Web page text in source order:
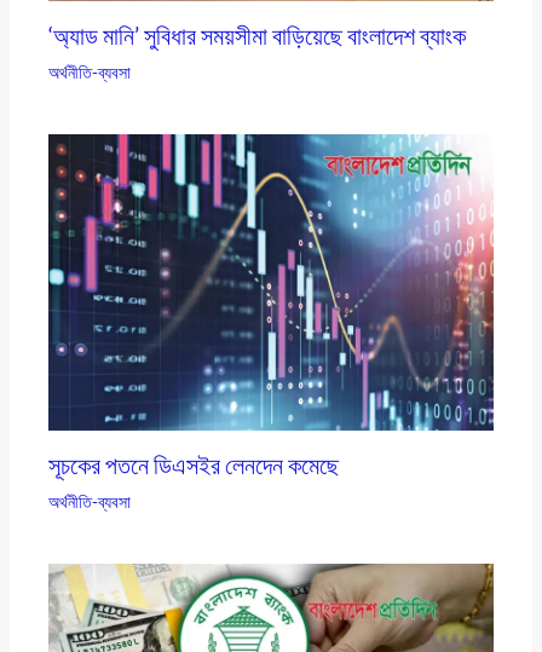
‘অ্যাড মানি’ সুবিধার সময়সীমা বাড়িয়েছে বাংলাদেশ ব্যাংক
অর্থনীতি-ব্যবসা
সূচকের পতনে ডিএসইর লেনদেন কমেছে
অর্থনীতি-ব্যবসা